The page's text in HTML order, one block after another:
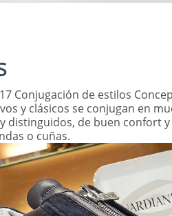
Conjugación de estilos
y clásicos se conjugan en
distinguidos, de buen confort y
o cuñas.